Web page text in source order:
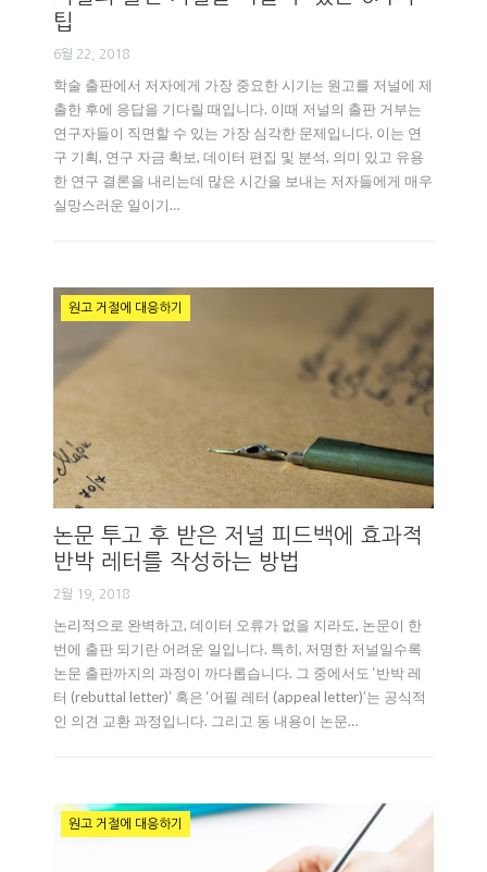
팁
6월 22, 2018
학술 출판에서 저자에게 가장 중요한 시기는 원고를 저널에 제
출한 후에 응답을 기다릴 때입니다. 이때 저널의 출판 거부는
연구자들이 직면할 수 있는 가장 심각한 문제입니다. 이는 연
구 기획, 연구 자금 확보, 데이터 편집 및 분석, 의미 있고 유용
한 연구 결론을 내리는데 많은 시간을 보내는 저자들에게 매우
실망스러운 일이기…
원고 거절에 대응하기
논문 투고 후 받은 저널 피드백에 효과적
반박 레터를 작성하는 방법
2월 19, 2018
논리적으로 완벽하고, 데이터 오류가 없을 지라도, 논문이 한
번에 출판 되기란 어려운 일입니다. 특히, 저명한 저널일수록
논문 출판까지의 과정이 까다롭습니다. 그 중에서도 ‘반박 레
터 (rebuttal letter)’ 혹은 ‘어필 레터 (appeal letter)’는 공식적
인 의견 교환 과정입니다. 그리고 동 내용이 논문…
원고 거절에 대응하기